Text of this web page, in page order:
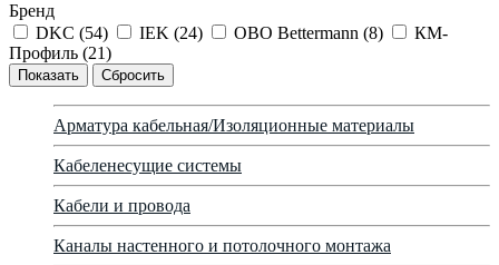
Бренд
DKC (54) IEK (24) OBO Bettermann (8)
КМ-
Профиль (21)
Арматура кабельная/Изоляционные материалы
Кабеленесущие системы
Кабели и провода
Каналы настенного и потолочного монтажа